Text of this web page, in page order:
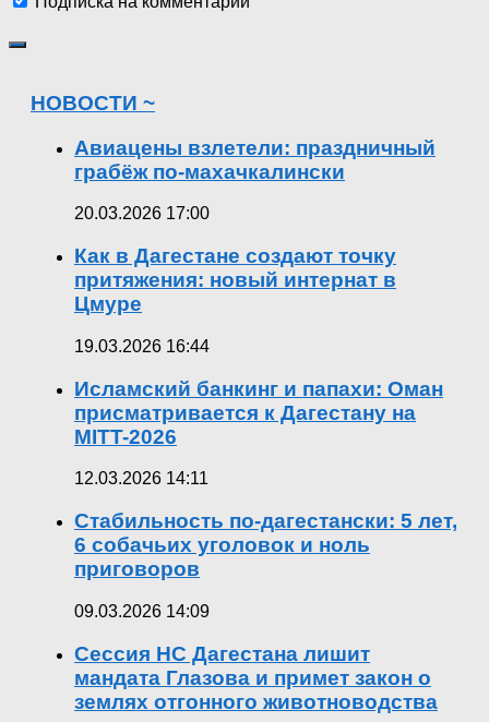
НОВОСТИ ~
Авиацены взлетели: праздничный
грабёж по-махачкалински
20.03.2026 17:00
Как в Дагестане создают точку
притяжения: новый интернат в
Цмуре
19.03.2026 16:44
Исламский банкинг и папахи: Оман
присматривается к Дагестану на
MITT-2026
12.03.2026 14:11
Стабильность по-дагестански: 5 лет,
6 собачьих уголовок и ноль
приговоров
09.03.2026 14:09
Сессия НС Дагестана лишит
мандата Глазова и примет закон о
землях отгонного животноводства